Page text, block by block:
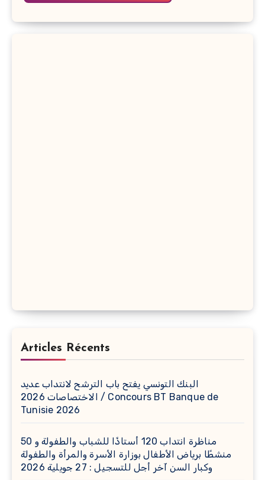
Articles Récents
البنك التونسي يفتح باب الترشح لانتداب عديد
الاختصاصات 2026 / Concours BT Banque de
Tunisie 2026
مناظرة انتداب 120 أستاذًا للشباب والطفولة و 50
منشطًا برياض الأطفال بوزارة الأسرة والمرأة والطفولة
وكبار السن آخر أجل للتسجيل : 27 جويلية 2026